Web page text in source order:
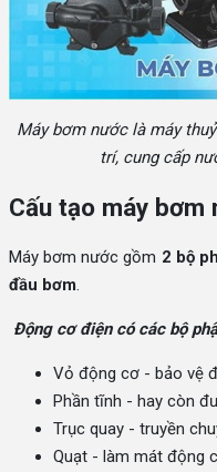
Máy bơm nước là máy
trí, cung cấp
Cấu tạo máy bơm
Máy bơm nước gồm 2 bộ
đầu bơm
Động cơ điện có các bộ
Vỏ động cơ - bảo vệ
Phần tĩnh - hay còn
Trục quay - truyền
Quạt - làm mát động